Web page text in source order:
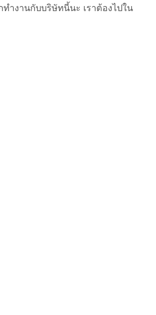
ทำงานกับบริษัทนี้นะ เราต้องไปใน